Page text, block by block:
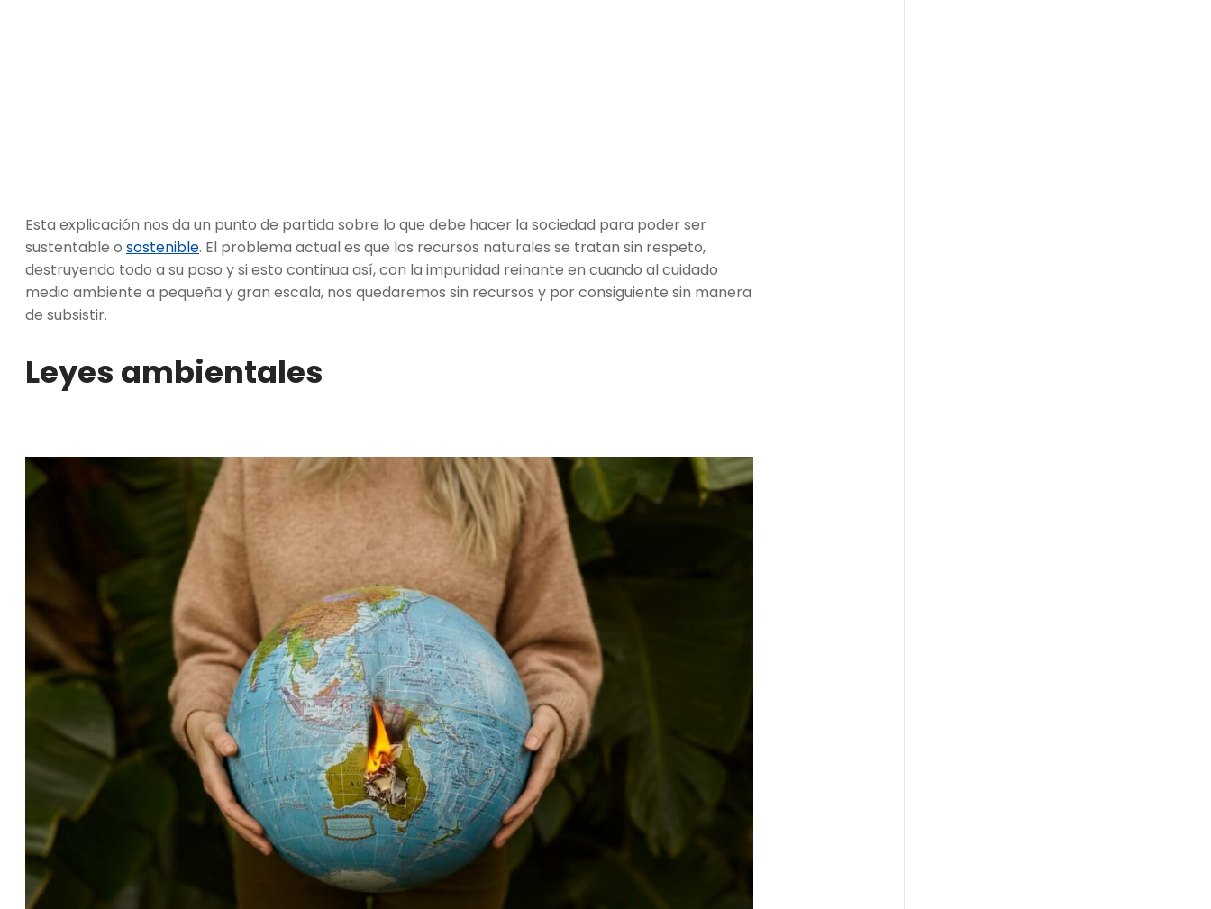
Esta explicación nos da un punto de partida sobre lo que debe hacer la sociedad para poder ser
sustentable o sostenible. El problema actual es que los recursos naturales se tratan sin respeto,
destruyendo todo a su paso y si esto continua así, con la impunidad reinante en cuando al cuidado
medio ambiente a pequeña y gran escala, nos quedaremos sin recursos y por consiguiente sin manera
de subsistir.
Leyes ambientales